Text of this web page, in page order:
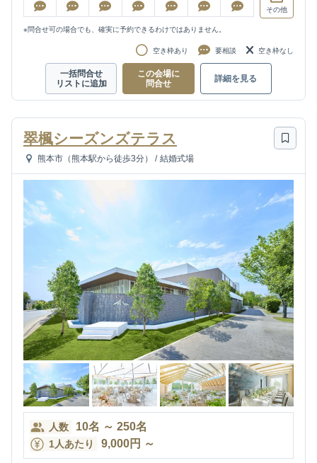
その他
※問合せ可の場合でも、確実に予約できるわけではありません。
空き枠あり 要相談 空き枠なし
一括問合せ
リストに追加
この会場に
問合せ
詳細を見る
翠楓シーズンズテラス
熊本市（熊本駅から徒歩3分） / 結婚式場
人数 10名 ～ 250名
1人あたり 9,000円 ～